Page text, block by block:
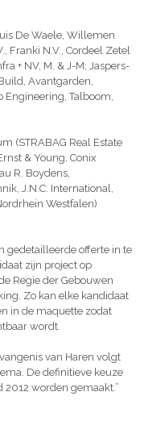
De Waele, Willemen
Franki N.V., Cordeel Zetel
+ NV, M. & J-M; Jaspers-
Avantgarden,
Engineering, Talboom,
(STRABAG Real Estate
& Young, Conix
R. Boydens,
J.N.C. International,
Westfalen)
gedetailleerde offerte in te
zijn project op
Regie der Gebouwen
Zo kan elke kandidaat
in de maquette zodat
wordt.
van Haren volgt
De definitieve keuze
worden gemaakt.”